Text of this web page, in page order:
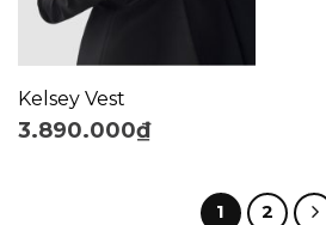
Kelsey Vest
3.890.000₫
1 2